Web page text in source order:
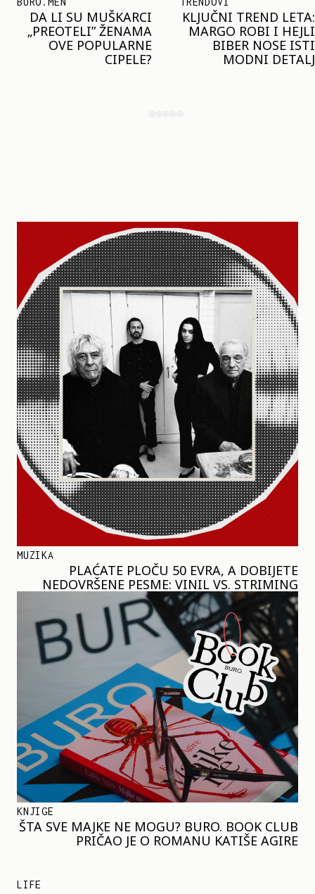
KLJUČNI TREND LETA:
MARGO ROBI I HEJLI
BIBER NOSE ISTI
MODNI DETALJ
JOŠ JE RANO ZA JAKNE
– ALI U RESERVED JE
STIGAO MODEL KOJI
ĆE BITI VELIKI TREND
MUZIKA
PLAĆATE PLOČU 50 EVRA, A DOBIJETE
NEDOVRŠENE PESME: VINIL VS. STRIMING
KNJIGE
ŠTA SVE MAJKE NE MOGU? BURO. BOOK CLUB
PRIČAO JE O ROMANU KATIŠE AGIRE
LIFE